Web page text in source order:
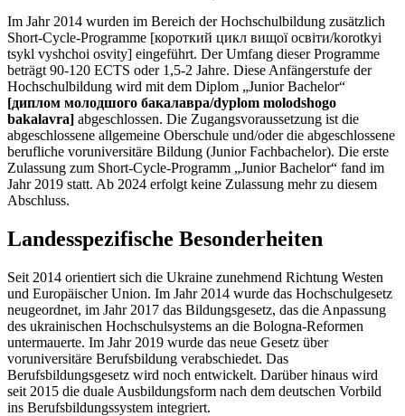
Im Jahr 2014 wurden im Bereich der Hochschulbildung zusätzlich
Short-Cycle-Programme [короткий цикл вищої освіти/korotkyi
tsykl vyshchoi osvity] eingeführt. Der Umfang dieser Programme
beträgt 90-120 ECTS oder 1,5-2 Jahre. Diese Anfängerstufe der
Hochschulbildung wird mit dem Diplom „Junior Bachelor“
[диплом молодшого бакалавра/dyplom molodshogo
bakalavra] abgeschlossen. Die Zugangsvoraussetzung ist die
abgeschlossene allgemeine Oberschule und/oder die abgeschlossene
berufliche voruniversitäre Bildung (Junior Fachbachelor). Die erste
Zulassung zum Short-Cycle-Programm „Junior Bachelor“ fand im
Jahr 2019 statt. Ab 2024 erfolgt keine Zulassung mehr zu diesem
Abschluss.
Landesspezifische Besonderheiten
Seit 2014 orientiert sich die Ukraine zunehmend Richtung Westen
und Europäischer Union. Im Jahr 2014 wurde das Hochschulgesetz
neugeordnet, im Jahr 2017 das Bildungsgesetz, das die Anpassung
des ukrainischen Hochschulsystems an die Bologna-Reformen
untermauerte. Im Jahr 2019 wurde das neue Gesetz über
voruniversitäre Berufsbildung verabschiedet. Das
Berufsbildungsgesetz wird noch entwickelt. Darüber hinaus wird
seit 2015 die duale Ausbildungsform nach dem deutschen Vorbild
ins Berufsbildungssystem integriert.